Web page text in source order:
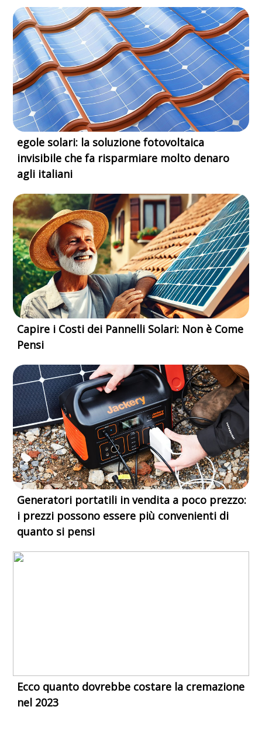
egole solari: la soluzione fotovoltaica
invisibile che fa risparmiare molto denaro
agli italiani
Capire i Costi dei Pannelli Solari: Non è Come
Pensi
Generatori portatili in vendita a poco prezzo:
i prezzi possono essere più convenienti di
quanto si pensi
Ecco quanto dovrebbe costare la cremazione
nel 2023